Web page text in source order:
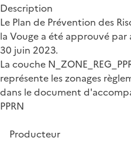
Description
Le Plan de Prévention des
la Vouge a été approuvé
30 juin 2023.
La couche
représente les zonages
dans le document
PPRN
Producteur